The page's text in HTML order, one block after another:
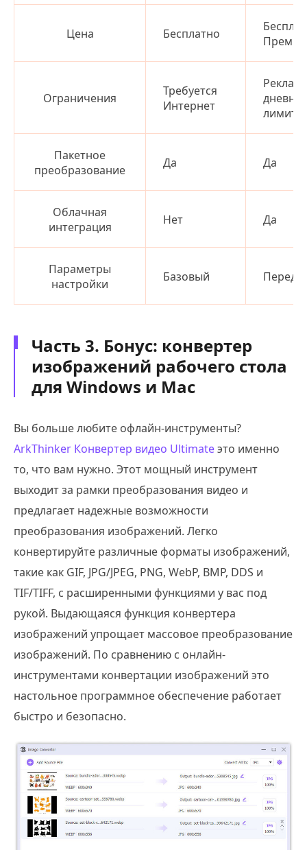
Цена Бесплатно
Ограничения
Требуется
Интернет
лимиты
Пакетное
преобразование
Да Да
Облачная
интеграция
Нет Да
Параметры
настройки
Базовый
Часть 3. Бонус: конвертер
изображений рабочего стола
для Windows и Mac
Вы больше любите офлайн-инструменты?
ArkThinker Конвертер видео Ultimateэто именно
то, что вам нужно. Этот мощный инструмент
выходит за рамки преобразования видео и
предлагает надежные возможности
преобразования изображений. Легко
конвертируйте различные форматы изображений,
такие как GIF, JPG/JPEG, PNG, WebP, BMP, DDS и
TIF/TIFF, с расширенными функциями у вас под
рукой. Выдающаяся функция конвертера
изображений упрощает массовое преобразование
изображений. По сравнению с онлайн-
инструментами конвертации изображений это
настольное программное обеспечение работает
быстро и безопасно.